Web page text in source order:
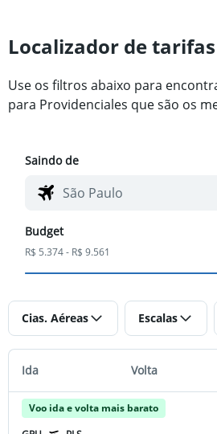
Localizador de
Use os filtros abaixo para
para Providenciales que são os
Saindo de
Budget
R$ 5.374 - R$ 9.561
Cias. Aéreas Escalas
Ida Volta
Voo ida e volta mais barato